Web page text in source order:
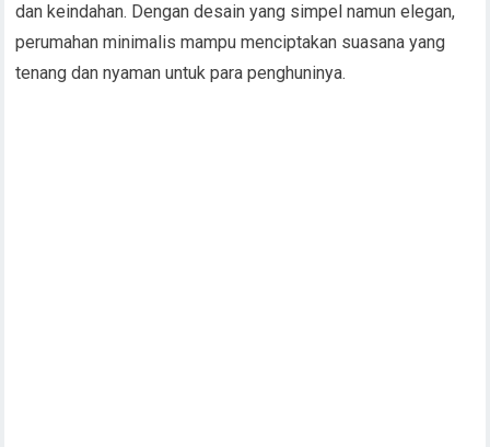
dan keindahan. Dengan desain yang simpel namun elegan,
perumahan minimalis mampu menciptakan suasana yang
tenang dan nyaman untuk para penghuninya.